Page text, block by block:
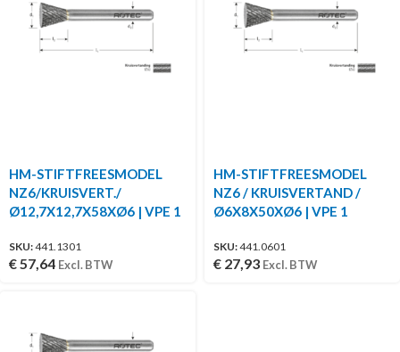
HM-STIFTFREESMODEL
NZ6/KRUISVERT./
Ø12,7X12,7X58XØ6 | VPE 1
SKU:441.1301
€57,64 Excl. BTW
HM-STIFTFREESMODEL
NZ6 / KRUISVERTAND /
Ø6X8X50XØ6 | VPE 1
SKU:441.0601
€ 27,93 Excl. BTW